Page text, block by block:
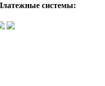
системы: